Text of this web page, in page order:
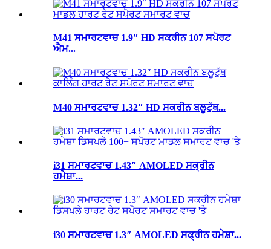
M41 ਸਮਾਰਟਵਾਚ 1.9″ HD ਸਕਰੀਨ 107 ਸਪੋਰਟ
ਐਮ...
M40 ਸਮਾਰਟਵਾਚ 1.32″ HD ਸਕਰੀਨ ਬਲੂਟੁੱਥ...
i31 ਸਮਾਰਟਵਾਚ 1.43″ AMOLED ਸਕ੍ਰੀਨ
ਹਮੇਸ਼ਾ...
i30 ਸਮਾਰਟਵਾਚ 1.3″ AMOLED ਸਕ੍ਰੀਨ ਹਮੇਸ਼ਾ...